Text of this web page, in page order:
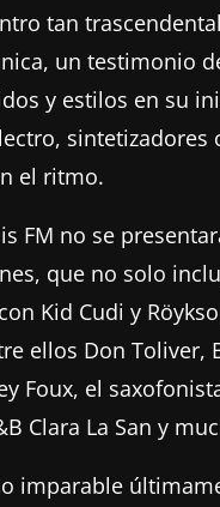
tan
un testimonio
y estilos en su
el ritmo.
FM no se
que no solo
Kid Cudi y
ellos Don Toliver,
Foux, el
Clara La San y
imparable